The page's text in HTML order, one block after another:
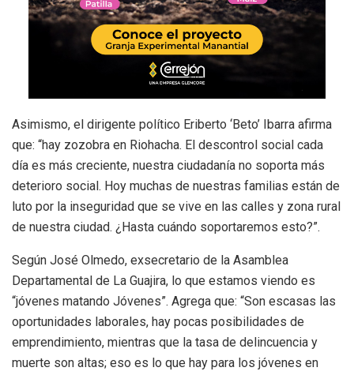
Asimismo, el dirigente político Eriberto ‘Beto’ Ibarra afirma
que: “hay zozobra en Riohacha. El descontrol social cada
día es más creciente, nuestra ciudadanía no soporta más
deterioro social. Hoy muchas de nuestras familias están de
luto por la inseguridad que se vive en las calles y zona rural
de nuestra ciudad. ¿Hasta cuándo soportaremos esto?”.
Según José Olmedo, exsecretario de la Asamblea
Departamental de La Guajira, lo que estamos viendo es
“jóvenes matando Jóvenes”. Agrega que: “Son escasas las
oportunidades laborales, hay pocas posibilidades de
emprendimiento, mientras que la tasa de delincuencia y
muerte son altas; eso es lo que hay para los jóvenes en